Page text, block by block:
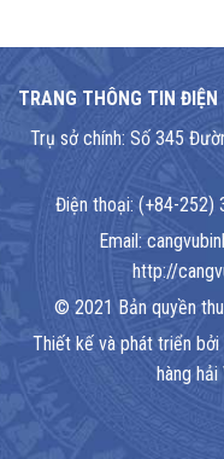
TRANG THÔNG TIN
Trụ sở chính: Số 345
Điện thoại: (+84-252)
Email:
http://
© 2021 Bản quyền
Thiết kế và phát triển
hàng